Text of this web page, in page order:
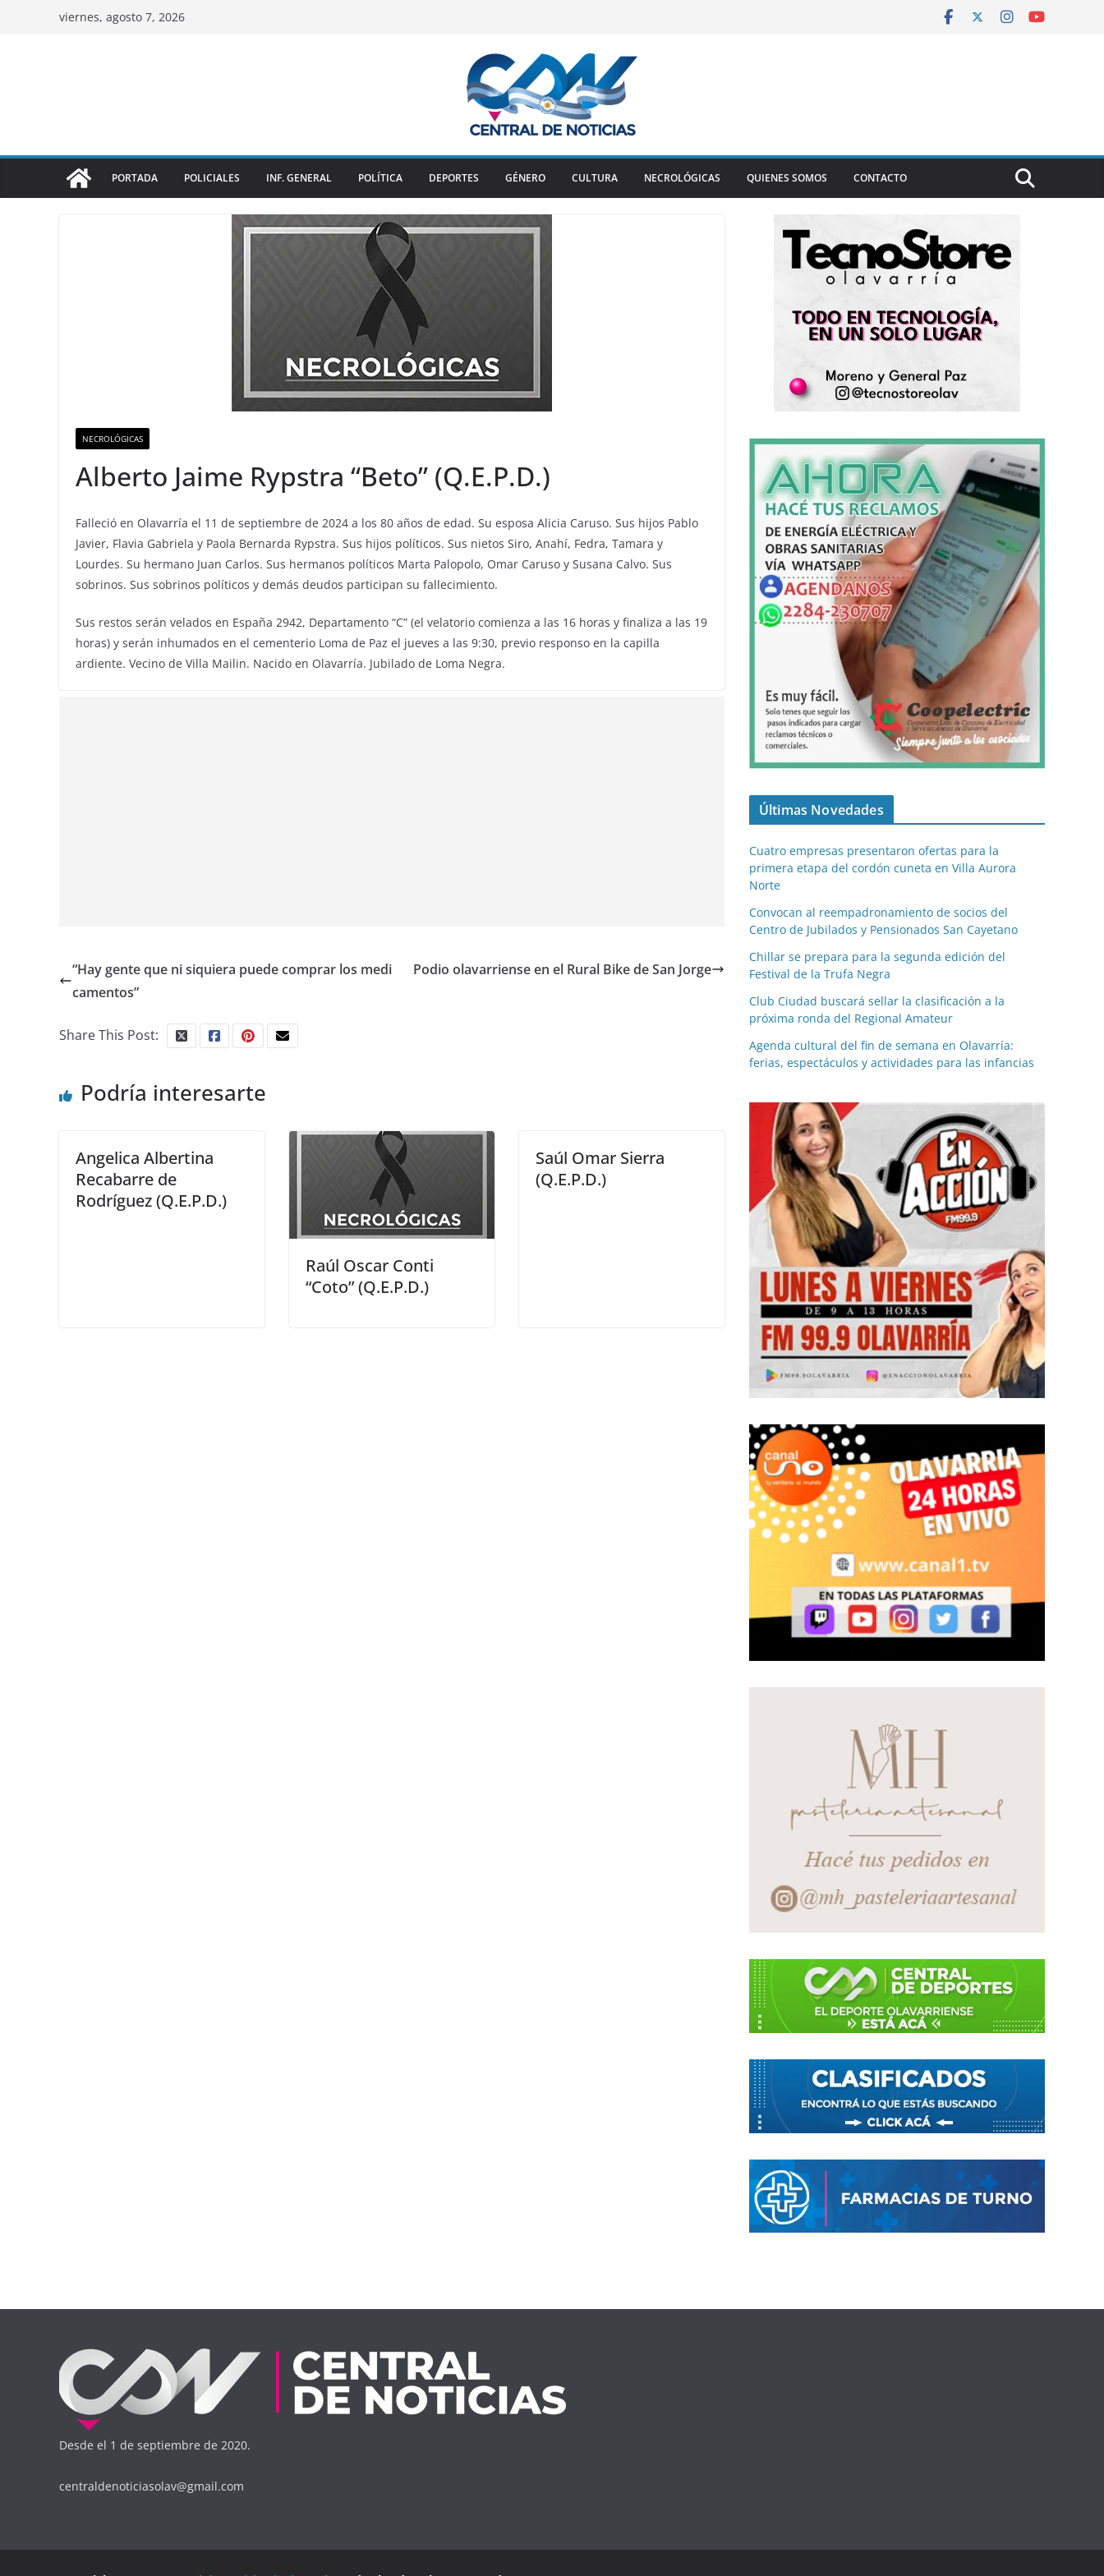
viernes, agosto 7, 2026
PORTADA POLICIALES INF. GENERAL POLÍTICA DEPORTES GÉNERO CULTURA NECROLÓGICAS QUIENES SOMOS CONTACTO
NECROLÓGICAS
Alberto Jaime Rypstra “Beto” (Q.E.P.D.)
Falleció en Olavarría el 11 de septiembre de 2024 a los 80 años de edad. Su esposa Alicia Caruso. Sus hijos Pablo
Javier, Flavia Gabriela y Paola Bernarda Rypstra. Sus hijos políticos. Sus nietos Siro, Anahí, Fedra, Tamara y
Lourdes. Su hermano Juan Carlos. Sus hermanos políticos Marta Palopolo, Omar Caruso y Susana Calvo. Sus
sobrinos. Sus sobrinos políticos y demás deudos participan su fallecimiento.
Sus restos serán velados en España 2942, Departamento “C” (el velatorio comienza a las 16 horas y finaliza a las 19
horas) y serán inhumados en el cementerio Loma de Paz el jueves a las 9:30, previo responso en la capilla
ardiente. Vecino de Villa Mailin. Nacido en Olavarría. Jubilado de Loma Negra.
“Hay gente que ni siquiera puede comprar los medi
camentos”
Podio olavarriense en el Rural Bike de San Jorge
Share This Post:
Podría interesarte
Angelica Albertina
Recabarre de
Rodríguez (Q.E.P.D.)
Raúl Oscar Conti
“Coto” (Q.E.P.D.)
Saúl Omar Sierra
(Q.E.P.D.)
Últimas Novedades
Cuatro empresas presentaron ofertas para la
primera etapa del cordón cuneta en Villa Aurora
Norte
Convocan al reempadronamiento de socios del
Centro de Jubilados y Pensionados San Cayetano
Chillar se prepara para la segunda edición del
Festival de la Trufa Negra
Club Ciudad buscará sellar la clasificación a la
próxima ronda del Regional Amateur
Agenda cultural del fin de semana en Olavarría:
ferias, espectáculos y actividades para las infancias
Desde el 1 de septiembre de 2020.
centraldenoticiasolav@gmail.com